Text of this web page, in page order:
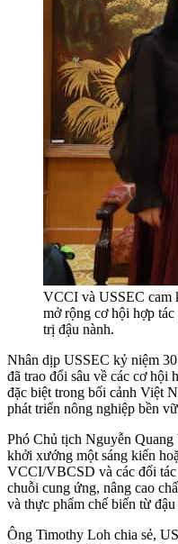
VCCI và USSEC cam
mở rộng cơ hội hợp
trị đậu nành.
Nhân dịp USSEC kỷ niệm
đã trao đổi sâu về các cơ hội
đặc biệt trong bối cảnh Việt
phát triển nông nghiệp bền
Phó Chủ tịch Nguyễn
khởi xướng một sáng kiến
VCCI/VBCSD và các đối tác
chuỗi cung ứng, nâng cao
và thực phẩm chế biến từ
Ông Timothy Loh chia sẻ,